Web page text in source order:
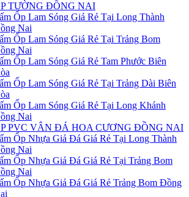
TƯỜNG ĐỒNG NAI
Ốp Lam Sóng Giá Rẻ Tại Long Thành
Nai
Ốp Lam Sóng Giá Rẻ Tại Trảng Bom
Nai
Ốp Lam Sóng Giá Rẻ Tam Phước Biên
Ốp Lam Sóng Giá Rẻ Tại Trảng Dài Biên
Ốp Lam Sóng Giá Rẻ Tại Long Khánh
Nai
PVC VÂN ĐÁ HOA CƯƠNG ĐỒNG NAI
Ốp Nhựa Giả Đá Giá Rẻ Tại Long Thành
Nai
Ốp Nhựa Giả Đá Giá Rẻ Tại Trảng Bom
Nai
Ốp Nhựa Giả Đá Giá Rẻ Trảng Bom Đồng